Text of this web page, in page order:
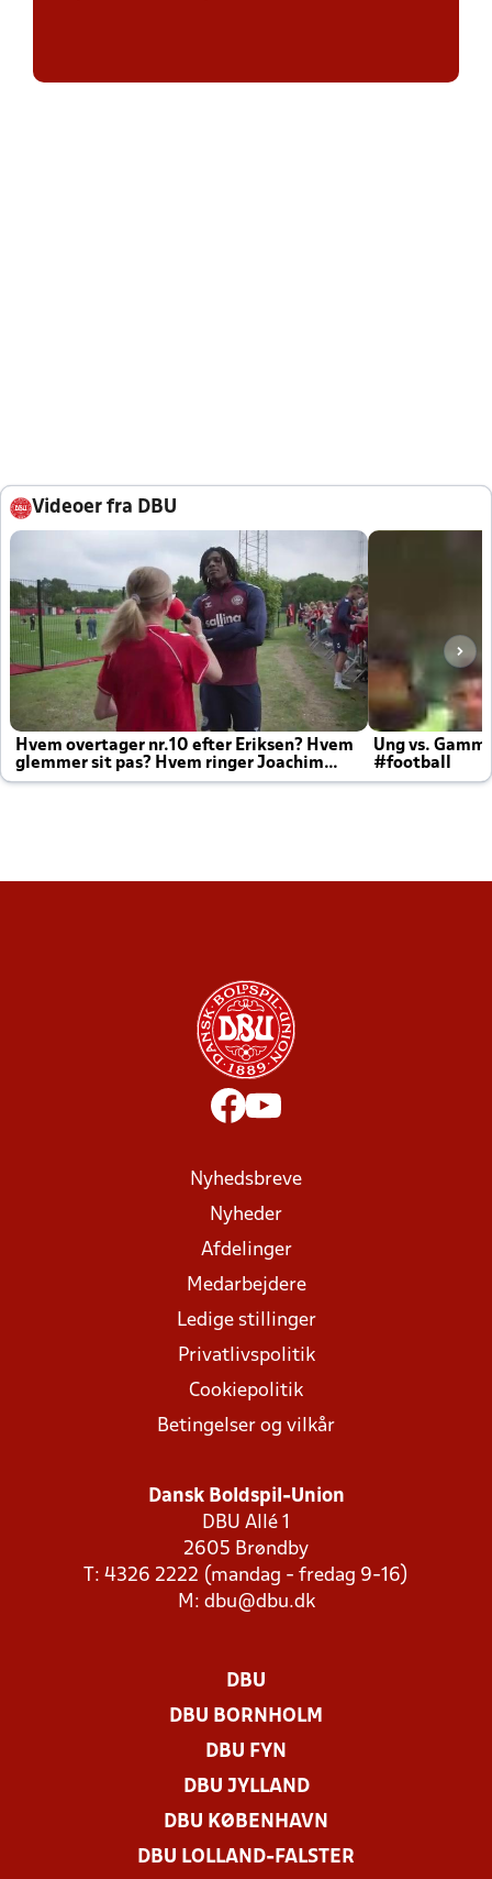
Videoer fra DBU
Hvem overtager nr.10 efter Eriksen? Hvem
glemmer sit pas? Hvem ringer Joachim
altid til efter kampe?
Ung vs.
#football
Nyhedsbreve
Nyheder
Afdelinger
Medarbejdere
Ledige stillinger
Privatlivspolitik
Cookiepolitik
Betingelser og vilkår
Dansk Boldspil-Union
DBU Allé 1
2605 Brøndby
T: 4326 2222 (mandag - fredag 9-16)
M: dbu@dbu.dk
DBU
DBU BORNHOLM
DBU FYN
DBU JYLLAND
DBU KØBENHAVN
DBU LOLLAND-FALSTER